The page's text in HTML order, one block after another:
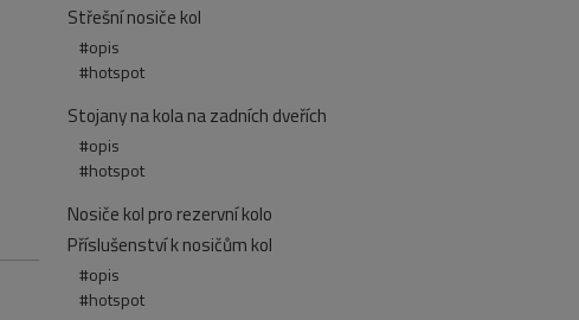
Střešní nosiče kol
#opis
#hotspot
Stojany na kola na zadních dveřích
#opis
#hotspot
Nosiče kol pro rezervní kolo
Příslušenství k nosičům kol
#opis
#hotspot